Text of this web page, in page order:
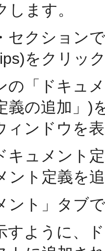
します。
セクション
をクリッ
の「ドキュ
義の追加」)
ィンドウを
キュメント
ント定義を
ント」タブで
すように、